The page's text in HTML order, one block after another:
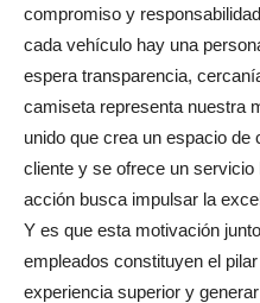
compromiso y
cada vehículo hay una
espera transparencia,
camiseta representa nuestra
unido que crea un espacio
cliente y se ofrece un
acción busca impulsar la
Y es que esta motivación
empleados constituyen el
experiencia superior y